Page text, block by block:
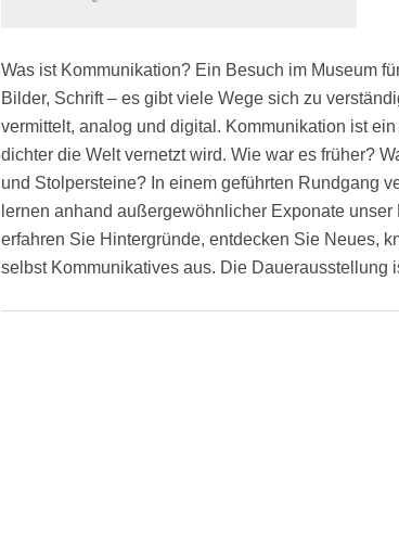
Was ist Kommunikation? Ein Besuch im Museum
Bilder, Schrift – es gibt viele Wege sich zu
vermittelt, analog und digital. Kommunikation ist
dichter die Welt vernetzt wird. Wie war es früher?
und Stolpersteine? In einem geführten Rundgang
lernen anhand außergewöhnlicher Exponate
erfahren Sie Hintergründe, entdecken Sie Neues,
selbst Kommunikatives aus. Die Dauerausstellung